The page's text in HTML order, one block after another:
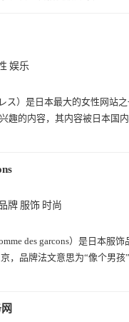
娱乐
ス）是日本最大的女性网站
趣的内容，其内容被日本国
牌 服饰 时尚
des garcons）是日本服
，品牌法文意思为“像个男孩”